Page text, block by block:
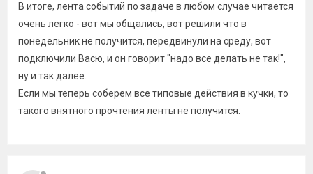
В итоге, лента событий по задаче в любом случае читается
очень легко - вот мы общались, вот решили что в
понедельник не получится, передвинули на среду, вот
подключили Васю, и он говорит "надо все делать не так!",
ну и так далее.
Если мы теперь соберем все типовые действия в кучки, то
такого внятного прочтения ленты не получится.